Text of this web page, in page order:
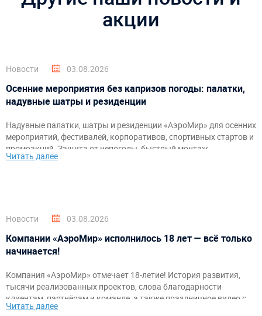
акции
Новости 03.08.2026
Осенние мероприятия без капризов погоды: палатки,
надувные шатры и резиденции
Надувные палатки, шатры и резиденции «АэроМир» для осенних
мероприятий, фестивалей, корпоративов, спортивных стартов и
промоакций. Защита от непогоды, быстрый монтаж,
брендирование и комфортное пространство для гостей и
Читать далее
Новости 03.08.2026
Компании «АэроМир» исполнилось 18 лет — всё только
начинается!
Компания «АэроМир» отмечает 18-летие! История развития,
тысячи реализованных проектов, слова благодарности
клиентам, партнёрам и команде, а также праздничное видео с
самыми яркими моментами за годы работы.
Читать далее